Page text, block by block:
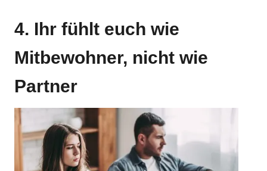
4. Ihr fühlt euch wie
Mitbewohner, nicht wie
Partner